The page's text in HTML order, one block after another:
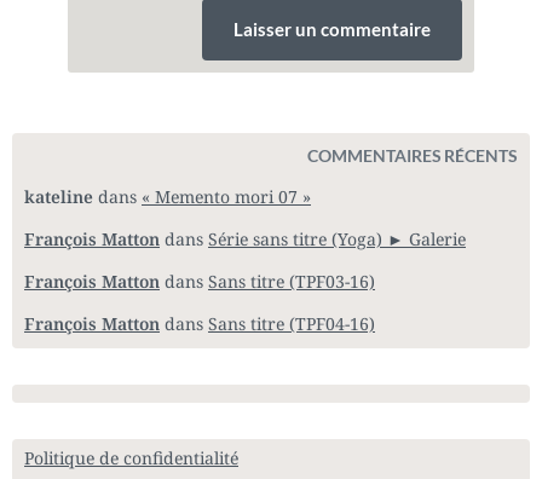
COMMENTAIRES RÉCENTS
kateline dans « Memento mori 07 »
François Matton dans Série sans titre (Yoga) ► Galerie
François Matton dans Sans titre (TPF03-16)
François Matton dans Sans titre (TPF04-16)
Politique de confidentialité